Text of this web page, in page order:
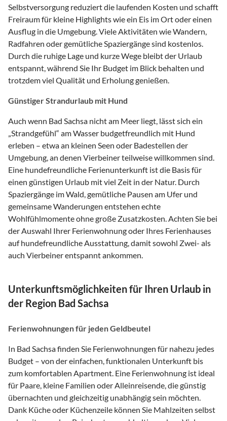
Selbstversorgung reduziert die laufenden Kosten und schafft
Freiraum für kleine Highlights wie ein Eis im Ort oder einen
Ausflug in die Umgebung. Viele Aktivitäten wie Wandern,
Radfahren oder gemütliche Spaziergänge sind kostenlos.
Durch die ruhige Lage und kurze Wege bleibt der Urlaub
entspannt, während Sie Ihr Budget im Blick behalten und
trotzdem viel Qualität und Erholung genießen.
Günstiger Strandurlaub mit Hund
Auch wenn Bad Sachsa nicht am Meer liegt, lässt sich ein
„Strandgefühl“ am Wasser budgetfreundlich mit Hund
erleben – etwa an kleinen Seen oder Badestellen der
Umgebung, an denen Vierbeiner teilweise willkommen sind.
Eine hundefreundliche Ferienunterkunft ist die Basis für
einen günstigen Urlaub mit viel Zeit in der Natur. Durch
Spaziergänge im Wald, gemütliche Pausen am Ufer und
gemeinsame Wanderungen entstehen echte
Wohlfühlmomente ohne große Zusatzkosten. Achten Sie bei
der Auswahl Ihrer Ferienwohnung oder Ihres Ferienhauses
auf hundefreundliche Ausstattung, damit sowohl Zwei- als
auch Vierbeiner entspannt ankommen.
Unterkunftsmöglichkeiten für Ihren Urlaub in
der Region Bad Sachsa
Ferienwohnungen für jeden Geldbeutel
In Bad Sachsa finden Sie Ferienwohnungen für nahezu jedes
Budget – von der einfachen, funktionalen Unterkunft bis
zum komfortablen Apartment. Eine Ferienwohnung ist ideal
für Paare, kleine Familien oder Alleinreisende, die günstig
übernachten und gleichzeitig unabhängig sein möchten.
Dank Küche oder Küchenzeile können Sie Mahlzeiten selbst